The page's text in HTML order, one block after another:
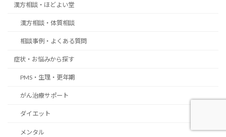
漢方相談・ほどよい堂
漢方相談・体質相談
相談事例・よくある質問
症状・お悩みから探す
PMS・生理・更年期
がん治療サポート
ダイエット
メンタル